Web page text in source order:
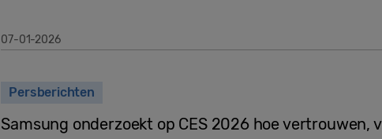
07-01-2026
Persberichten
Samsung onderzoekt op CES 2026 hoe vertrouwen,